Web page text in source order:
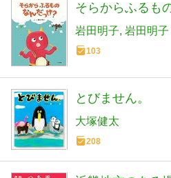
そらからふるも
岩田明子 岩田明子
103
とびません。
大塚健太
208